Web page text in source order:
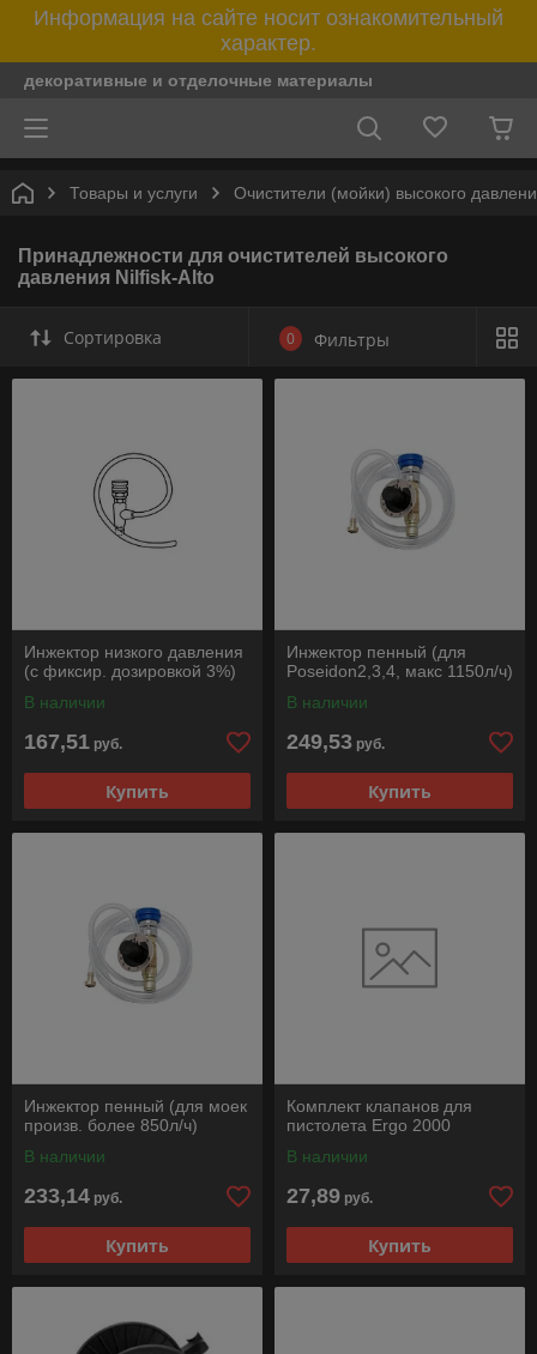
Информация на сайте носит ознакомительный
характер.
декоративные и отделочные материалы
Товары и услуги Очистители (мойки) высокого
Принадлежности для очистителей высокого
давления Nilfisk-Alto
Сортировка 0 Фильтры
Инжектор низкого давления
(с фиксир. дозировкой 3%)
В наличии
167,51 руб.
Купить
Инжектор пенный (для
Poseidon2,3,4, макс 1150л/ч)
В наличии
249,53 руб.
Купить
Инжектор пенный (для моек
произв. более 850л/ч)
В наличии
233,14 руб.
Купить
Комплект клапанов для
пистолета Ergo 2000
В наличии
27,89 руб.
Купить